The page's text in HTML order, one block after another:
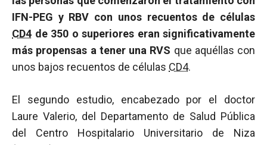
IFN-PEG y RBV con unos recuentos de células
CD4 de 350 o superiores eran significativamente
más propensas a tener una RVS que aquéllas con
unos bajos recuentos de células CD4.
El segundo estudio, encabezado por el doctor
Laure Valerio, del Departamento de Salud Pública
del Centro Hospitalario Universitario de Niza